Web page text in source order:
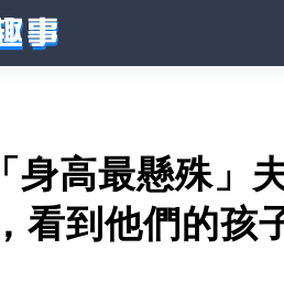
身高最懸殊」
看到他們的孩